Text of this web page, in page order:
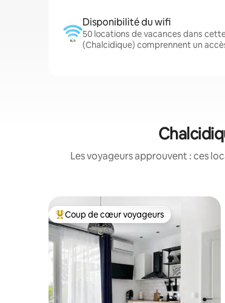
Disponibilité du wifi
50 locations de vacances dans
(Chalcidique) comprennent un
Les voyageurs approuvent : ces
Coups de cœur voyageurs les plus
Coup de cœur voyageurs